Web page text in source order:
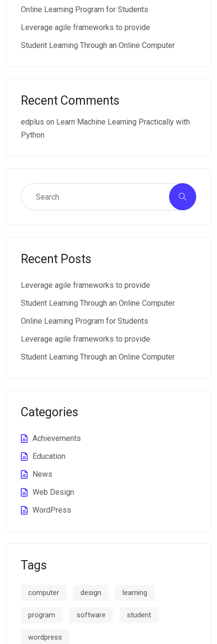
Online Learning Program for Students
Leverage agile frameworks to provide
Student Learning Through an Online Computer
Recent Comments
edplus on Learn Machine Learning Practically with
Python
Recent Posts
Leverage agile frameworks to provide
Student Learning Through an Online Computer
Online Learning Program for Students
Leverage agile frameworks to provide
Student Learning Through an Online Computer
Categories
Achievements
Education
News
Web Design
WordPress
Tags
computer design learning
program software student
wordpress